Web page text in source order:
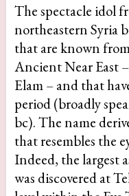
The spectacle idol
northeastern Syria
that are known
Ancient Near East
Elam – and that
period (broadly
bc). The name
that resembles the
Indeed, the largest
was discovered at